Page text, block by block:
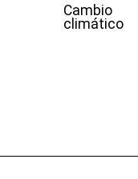
Cambio
climático